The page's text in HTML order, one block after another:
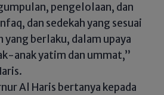
pengelolaan, dan
dan sedekah yang sesuai
berlaku, dalam upaya
anak yatim dan ummat,”
Al Haris bertanya kepada